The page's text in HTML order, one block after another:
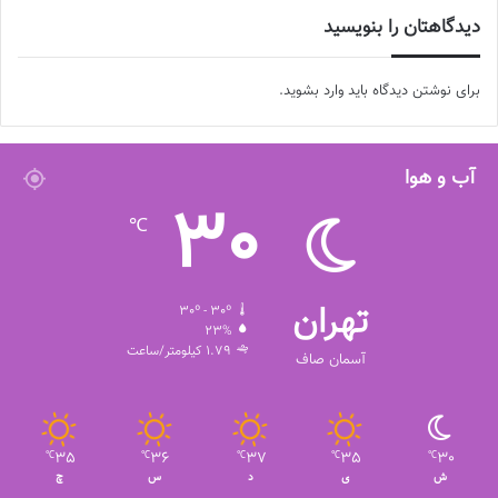
یکشنبه ۷ آبان
استرالیا – چین تایپه
💻منبع:ایرنا 📸عکس :سهیل سعادتمندی
دیدگاهتان را بنویسید
برای نوشتن دیدگاه باید وارد بشوید.
آب و هوا
تهران
آسمان صاف
30
℃
30º - 30º
23%
1.79 کیلومتر/ساعت
30
℃
ش
35
℃
ی
37
℃
د
36
℃
س
35
℃
چ